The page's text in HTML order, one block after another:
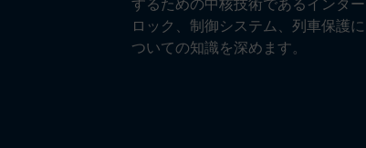
するための中核技術であるインター
ロック、制御システム、列車保護に
ついての知識を深めます。